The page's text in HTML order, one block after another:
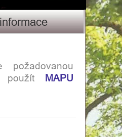
informace
požadovanou
použít MAPU